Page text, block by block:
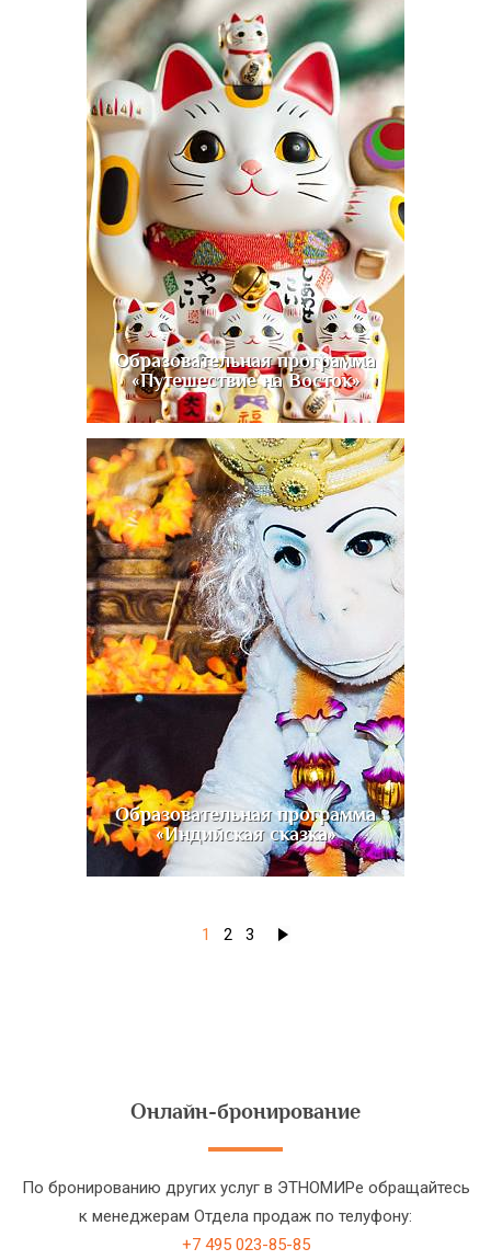
Образовательная программа
«Путешествие на Восток»
Образовательная программа
«Индийская сказка»
1 2 3
Онлайн-бронирование
По бронированию других услуг в ЭТНОМИРе обращайтесь
к менеджерам Отдела продаж по телуфону:
+7 495 023-85-85